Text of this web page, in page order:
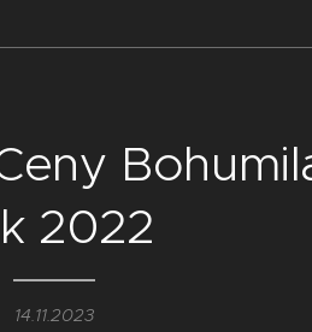
2022
14.11.2023